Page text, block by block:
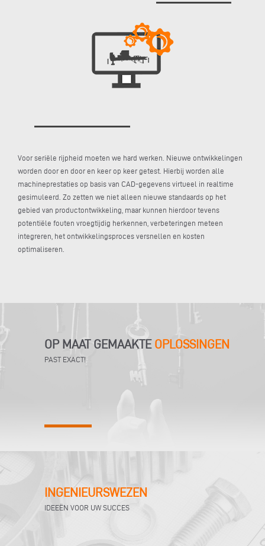
Voor seriële rijpheid moeten we hard werken. Nieuwe ontwikkelingen
worden door en door en keer op keer getest. Hierbij worden alle
machineprestaties op basis van CAD-gegevens virtueel in realtime
gesimuleerd. Zo zetten we niet alleen nieuwe standaards op het
gebied van productontwikkeling, maar kunnen hierdoor tevens
potentiële fouten vroegtijdig herkennen, verbeteringen meteen
integreren, het ontwikkelingsproces versnellen en kosten
optimaliseren.
OP MAAT GEMAAKTE OPLOSSINGEN
PAST EXACT!
INGENIEURSWEZEN
IDEEËN VOOR UW SUCCES